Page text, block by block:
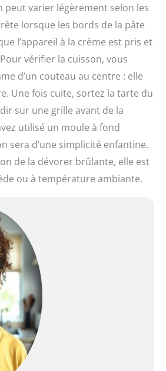
peut varier légèrement selon les
lorsque les bords de la pâte
l’appareil à la crème est pris et
vérifier la cuisson, vous
d’un couteau au centre : elle
Une fois cuite, sortez la tarte du
sur une grille avant de la
utilisé un moule à fond
sera d’une simplicité enfantine.
de la dévorer brûlante, elle est
ou à température ambiante.